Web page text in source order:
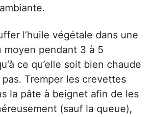
l’huile végétale dans une
moyen pendant 3 à 5
ce qu’elle soit bien chaude
Tremper les crevettes
la pâte à beignet afin de les
(sauf la queue),